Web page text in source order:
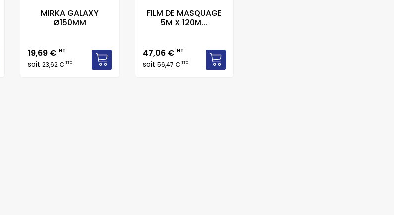
MIRKA GALAXY
Ø150MM
Prix
19,69 € HT
soit 23,62 €TTC
FILM DE MASQUAGE
5M X 120M...
Prix
47,06 € HT
soit 56,47 €TTC